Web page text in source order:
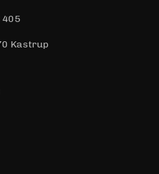
405
Kastrup